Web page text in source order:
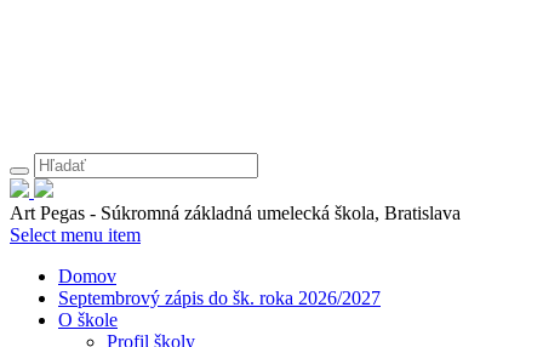
Art Pegas - Súkromná základná umelecká škola, Bratislava
Select menu item
Domov
Septembrový zápis do šk. roka 2026/2027
O škole
Profil školy